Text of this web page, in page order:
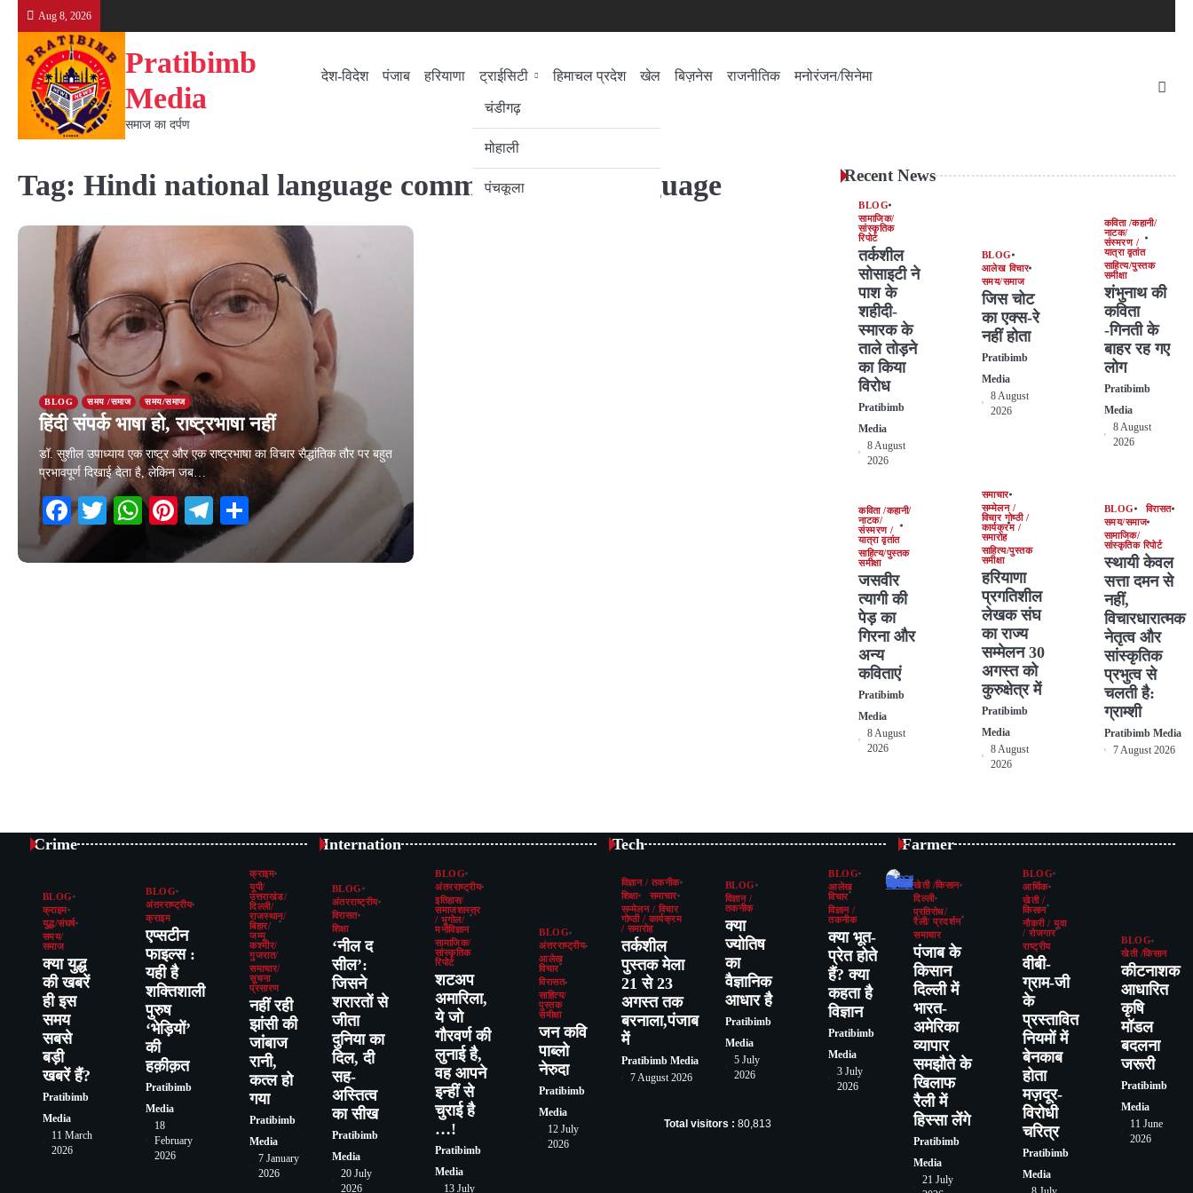
content
Aug 8, 2026
Pratibimb
Media
समाज का दर्पण
देश-विदेश पंजाब हरियाणा
ट्राईसिटी
चंडीगढ़
मोहाली
पंचकूला
हिमाचल प्रदेश खेल बिज़नेस राजनीतिक
मनोरंजन/सिनेमा
Tag: Hindi national language communication language
BLOG समय /समाज समय/समाज
हिंदी संपर्क भाषा हो, राष्ट्रभाषा नहीं
डॉ. सुशील उपाध्याय एक राष्ट्र और एक राष्ट्रभाषा का विचार सैद्धांतिक तौर पर बहुत
प्रभावपूर्ण दिखाई देता है, लेकिन जब…
Facebook
Twitter
WhatsApp
Pinterest
Telegram
Share
14 September 2024
Recent News
BLOG
सामाजिक/
सांस्कृतिक
रिपोर्ट
तर्कशील
सोसाइटी ने
पाश के
शहीदी-
स्मारक के
ताले तोड़ने
का किया
विरोध
Pratibimb
Media
8 August
2026
BLOG
आलेख विचार
समय/समाज
जिस चोट
का एक्स-रे
नहीं होता
Pratibimb
Media
8 August
2026
कविता /कहानी/
नाटक/
संस्मरण /
यात्रा वृतांत
साहित्य/पुस्तक
समीक्षा
शंभुनाथ की
कविता
-गिनती के
बाहर रह गए
लोग
Pratibimb
Media
8 August
2026
कविता /कहानी/
नाटक/
संस्मरण /
यात्रा वृतांत
साहित्य/पुस्तक
समीक्षा
जसवीर
त्यागी की
पेड़ का
गिरना और
अन्य
कविताएं
Pratibimb
Media
8 August
2026
समाचार
सम्मेलन /
विचार गोष्ठी /
कार्यक्रम /
समारोह
साहित्य/पुस्तक
समीक्षा
हरियाणा
प्रगतिशील
लेखक संघ
का राज्य
सम्मेलन 30
अगस्त को
कुरुक्षेत्र में
Pratibimb
Media
8 August
2026
BLOG
विरासत
समय/समाज
सामाजिक/
सांस्कृतिक रिपोर्ट
स्थायी केवल
सत्ता दमन से
नहीं,
विचारधारात्मक
नेतृत्व और
सांस्कृतिक
प्रभुत्व से
चलती है:
ग्राम्शी
Pratibimb Media
7 August 2026
Crime
BLOG
क्राइम
युद्ध/संघर्ष
समय/
समाज
क्या युद्ध
की खबरें
ही इस
समय
सबसे
बड़ी
खबरें हैं?
Pratibimb
Media
11 March
2026
BLOG
अंतरराष्ट्रीय
क्राइम
एप्सटीन
फाइल्स :
यही है
शक्तिशाली
पुरुष
‘भेड़ियों’
की
हक़ीक़त
Pratibimb
Media
18
February
2026
क्राइम
यूपी/
उत्तराखंड/
दिल्ली/
राजस्थान/
बिहार/
जम्मू
कश्मीर/
गुजरात/
समाचार/
सूचना
प्रसारण
नहीं रही
झांसी की
जांंबाज
रानी,
कत्‍ल हो
गया
Pratibimb
Media
7 January
2026
Internation
BLOG
अंतरराष्ट्रीय
विरासत
शिक्षा
‘नील द
सील’:
जिसने
शरारतों से
जीता
दुनिया का
दिल, दी
सह-
अस्तित्व
का सीख
Pratibimb
Media
20 July
2026
BLOG
अंतरराष्ट्रीय
इतिहास/
समाजशास्त्र
/ भूगोल/
मनोविज्ञान
सामाजिक/
सांस्कृतिक
रिपोर्ट
शटअप
अमारिला,
ये जो
गौरवर्ण की
लुनाई है,
वह आपने
इन्हीं से
चुराई है
…!
Pratibimb
Media
13 July
BLOG
अंतरराष्ट्रीय
आलेख
विचार
विरासत
साहित्य/
पुस्तक
समीक्षा
जन कवि
पाब्लो
नेरुदा
Pratibimb
Media
12 July
2026
Tech
विज्ञान / तकनीक
शिक्षा
समाचार
सम्मेलन / विचार
गोष्ठी / कार्यक्रम
/ समारोह
तर्कशील
पुस्तक मेला
21 से 23
अगस्त तक
बरनाला,पंजाब
में
Pratibimb Media
7 August 2026
BLOG
विज्ञान /
तकनीक
क्या
ज्योतिष
का
वैज्ञानिक
आधार है
Pratibimb
Media
5 July
2026
BLOG
आलेख
विचार
विज्ञान /
तकनीक
क्या भूत-
प्रेत होते
हैं? क्या
कहता है
विज्ञान
Pratibimb
Media
3 July
2026
Total visitors : 80,813
Farmer
खेती /किसान
दिल्ली
प्रतिरोध/
रैली/ प्रदर्शन
समाचार
पंजाब के
किसान
दिल्ली में
भारत-
अमेरिका
व्यापार
समझौते के
खिलाफ
रैली में
हिस्सा लेंगे
Pratibimb
Media
21 July
BLOG
आर्थिक
खेती /
किसान
नौकरी / युवा
/ रोजगार
राष्ट्रीय
वीबी-
ग्राम-जी
के
प्रस्तावित
नियमों में
बेनकाब
होता
मज़दूर-
विरोधी
चरित्र
Pratibimb
Media
BLOG
खेती /किसान
कीटनाशक
आधारित
कृषि
मॉडल
बदलना
जरूरी
Pratibimb
Media
11 June
2026